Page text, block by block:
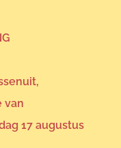
van
17 augustus